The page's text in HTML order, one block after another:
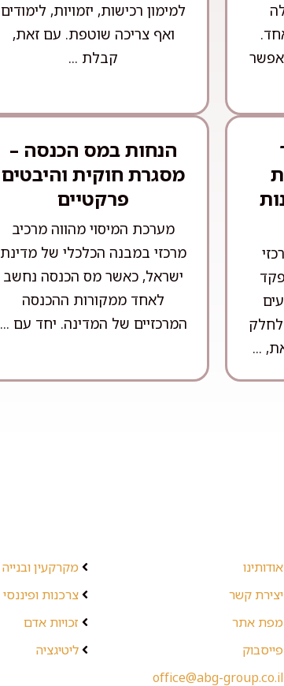
למימון רכישות, יזמויות, לימודים
ואף צריכה שוטפת. עם זאת,
קבלת ...
לחלק
...
הנחות במס הכנסה –
מסגרת חוקית והיבטים
פרקטיים
מערכת המיסוי מהווה מרכיב
מרכזי במבנה הכלכלי של מדינת
ישראל, כאשר מס הכנסה נחשב
לאחד ממקורות ההכנסה
המרכזיים של המדינה. יחד עם ...
אודותינו
יצירת קשר
מפת אתר
פייסבוק
office@abg-group.co.il
מקרקעין ובנייה
צרכנות ופיננסי
זכויות אדם
ליטיגציה